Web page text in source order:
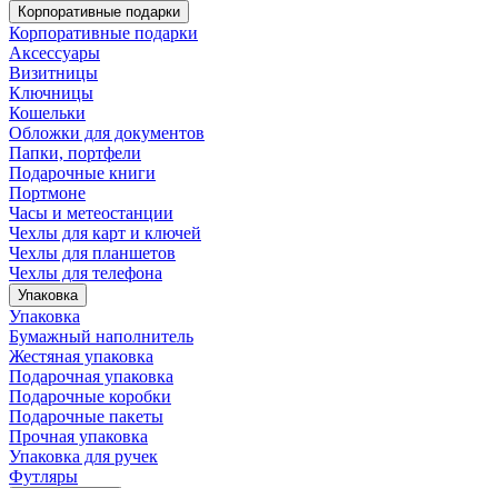
Корпоративные подарки
Корпоративные подарки
Аксессуары
Визитницы
Ключницы
Кошельки
Обложки для документов
Папки, портфели
Подарочные книги
Портмоне
Часы и метеостанции
Чехлы для карт и ключей
Чехлы для планшетов
Чехлы для телефона
Упаковка
Упаковка
Бумажный наполнитель
Жестяная упаковка
Подарочная упаковка
Подарочные коробки
Подарочные пакеты
Прочная упаковка
Упаковка для ручек
Футляры